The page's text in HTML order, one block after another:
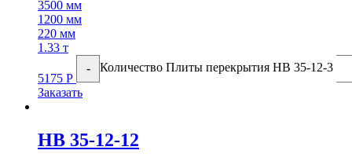
3500 мм
1200 мм
220 мм
1.33 т
5175 Р
-
Количество Плиты перекрытия НВ 35-12-3
Заказать
НВ 35-12-12